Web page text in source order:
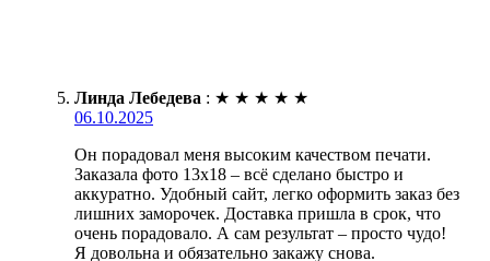
Линда Лебедева : ★ ★ ★ ★ ★
06.10.2025
Он порадовал меня высоким качеством печати.
Заказала фото 13х18 – всё сделано быстро и
аккуратно. Удобный сайт, легко оформить заказ без
лишних заморочек. Доставка пришла в срок, что
очень порадовало. А сам результат – просто чудо!
Я довольна и обязательно закажу снова.